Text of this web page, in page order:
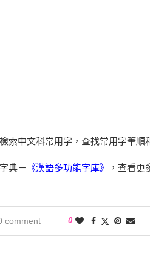
索中文科常用字，查找常用字筆順
典－ 《漢語多功能字庫》 ，查看更
comment 0